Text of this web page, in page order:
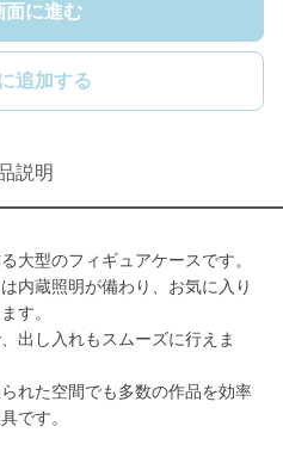
面に進む
追加する
説明
大型のフィギュアケースです。
内蔵照明が備わり、お気に入り
す。
出し入れもスムーズに行えま
れた空間でも多数の作品を効率
です。